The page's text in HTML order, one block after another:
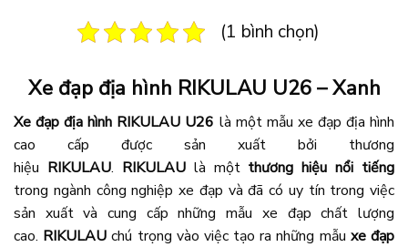
(1 bình chọn)
Xe đạp địa hình RIKULAU U26 – Xanh
Xe đạp địa hình RIKULAU U26 là một mẫu xe đạp địa hình
cao cấp được sản xuất bởi thương
hiệu RIKULAU. RIKULAUlà một thương hiệu nổi tiếng
trong ngành công nghiệp xe đạp và đã có uy tín trong việc
sản xuất và cung cấp những mẫu xe đạp chất lượng
cao. RIKULAU chú trọng vào việc tạo ra những mẫu xe đạp